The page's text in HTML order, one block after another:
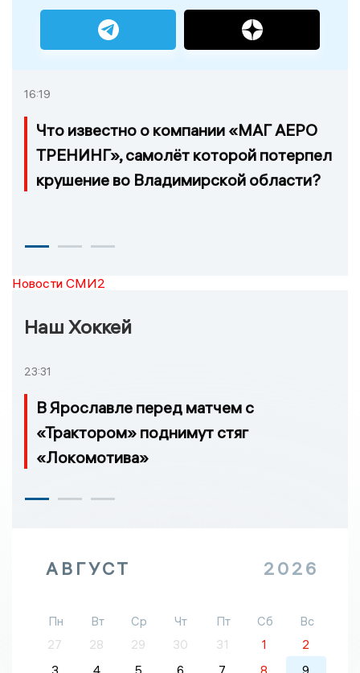
16:19
Что известно о компании «МАГ АЕРО
ТРЕНИНГ», самолёт которой потерпел
крушение во Владимирской области?
Новости СМИ2
Наш Хоккей
23:31
В Ярославле перед матчем с
«Трактором» поднимут стяг
«Локомотива»
АВГУСТ 2026
Пн Вт Ср Чт Пт Сб
Вс
27
28 29 30 31 1
2